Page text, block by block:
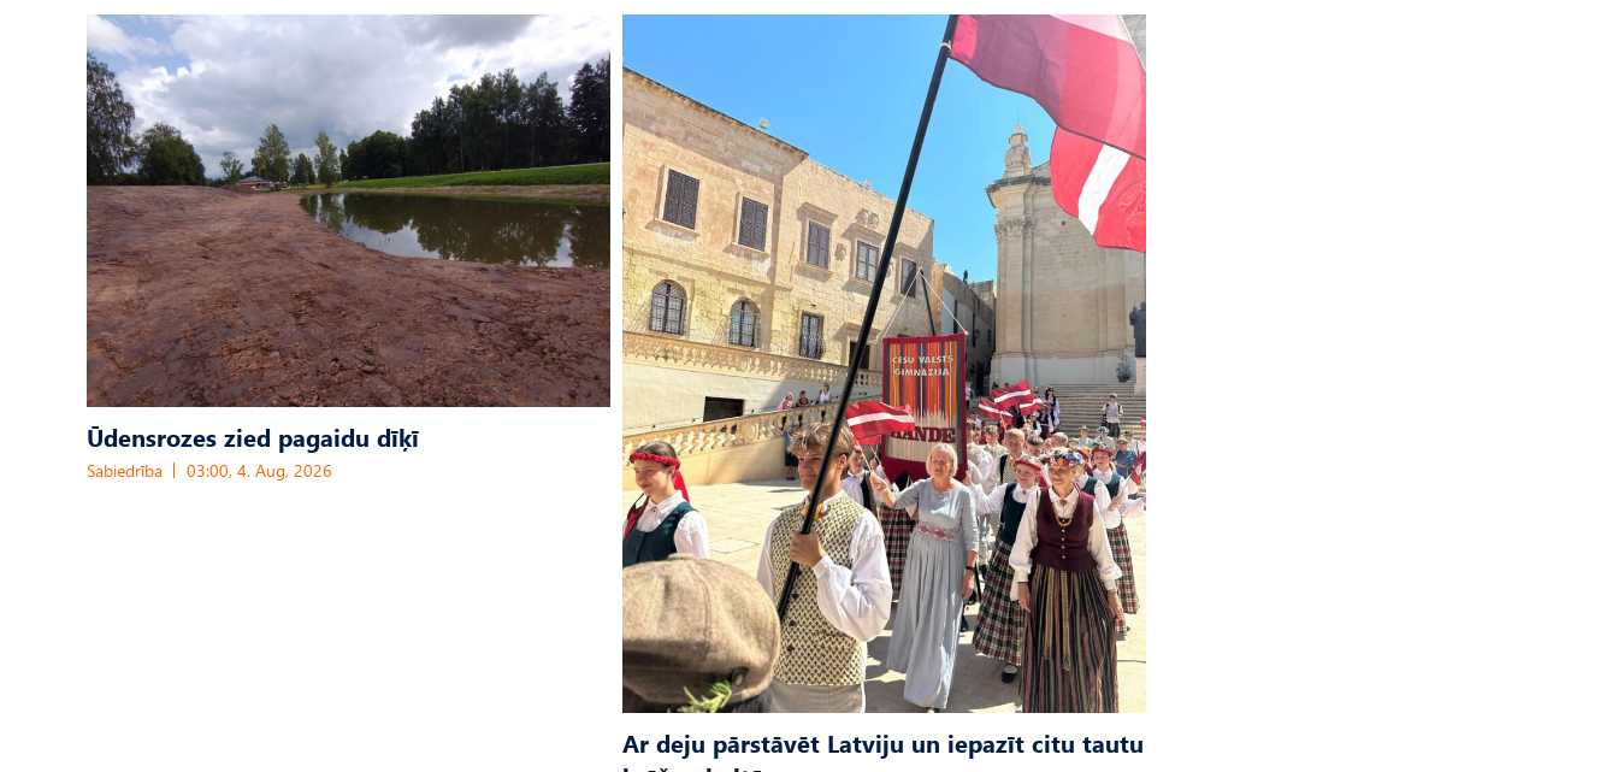
Ūdensrozes zied pagaidu dīķī
Sabiedrība 03:00, 4. Aug, 2026
Ar deju pārstāvēt Latviju un iepazīt citu tautu